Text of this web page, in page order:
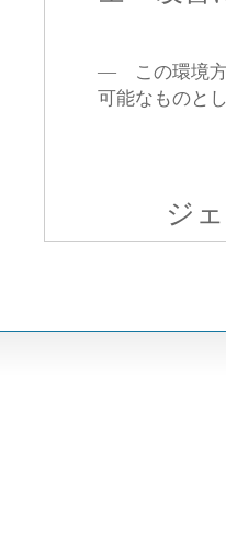
― この環境方
可能なものと
ジ